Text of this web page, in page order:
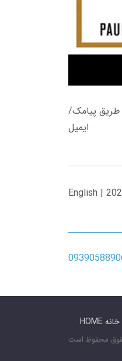
می باشد، و زمان تحویل لینک دانلود کتاب های 500 هزار تومانی حداکثر 12 ساعت از طریق پیامک/
ایمیل
English |
HOME خانه